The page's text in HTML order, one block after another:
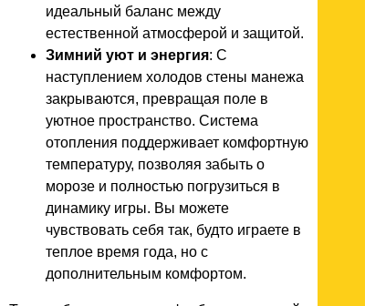
идеальный баланс между
естественной атмосферой и защитой.
Зимний уют и энергия: С
наступлением холодов стены манежа
закрываются, превращая поле в
уютное пространство. Система
отопления поддерживает комфортную
температуру, позволяя забыть о
морозе и полностью погрузиться в
динамику игры. Вы можете
чувствовать себя так, будто играете в
теплое время года, но с
дополнительным комфортом.